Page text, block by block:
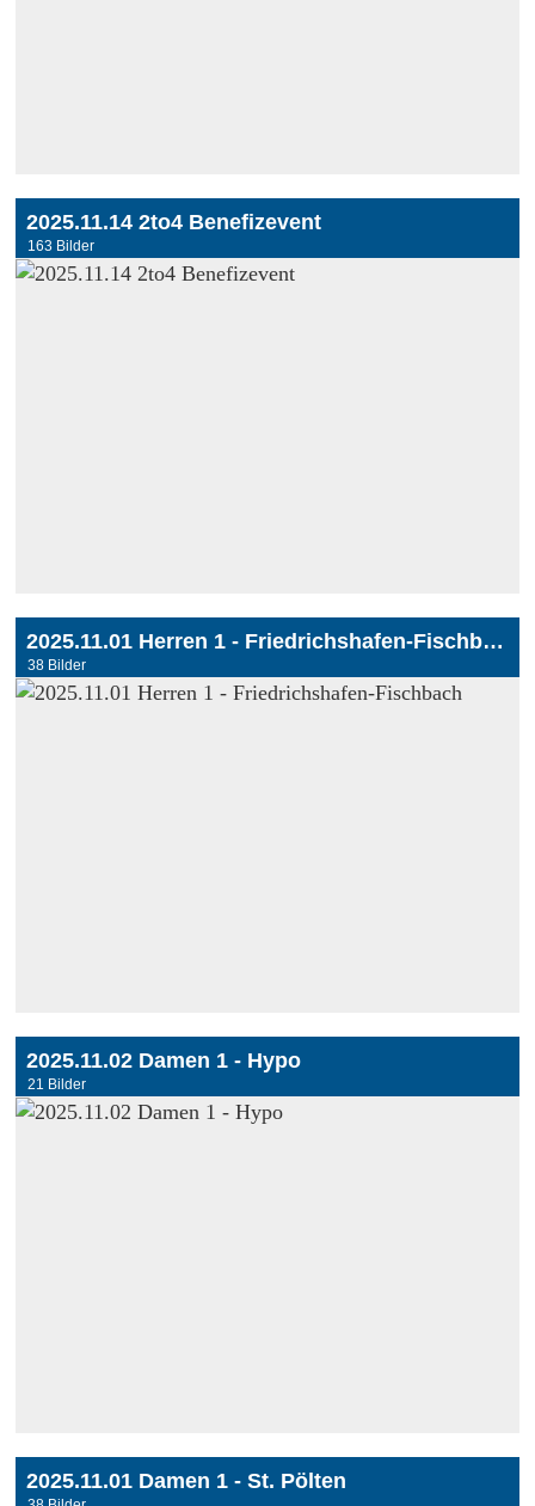
2025.11.14 2to4 Benefizevent
163 Bilder
2025.11.01 Herren 1 - Friedrichshafen-Fischbach
38 Bilder
2025.11.02 Damen 1 - Hypo
21 Bilder
2025.11.01 Damen 1 - St. Pölten